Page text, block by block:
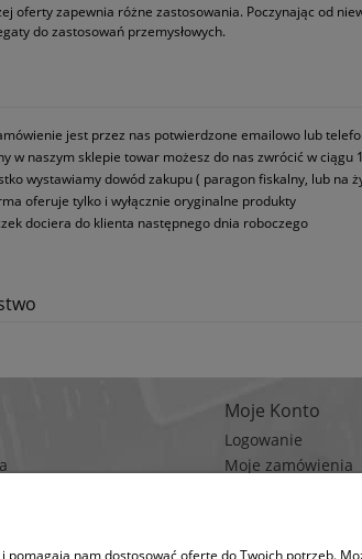
oferty zapewnia różne zastosowania. Poczynając od
do zastosowań przemysłowych.
jest przez nas potwierdzone emailowo lub
w naszym sklepie towar możesz do nas zwrócić w ciągu
wystawiamy dowód zakupu ( paragon fiskalny, lub na
oferuje tylko i wyłącznie oryginalne produkty
dociera do klienta następnego dnia roboczego
Moje Konto
Logowanie
Moje zamówienia
nam dostosować ofertę do Twoich potrzeb.